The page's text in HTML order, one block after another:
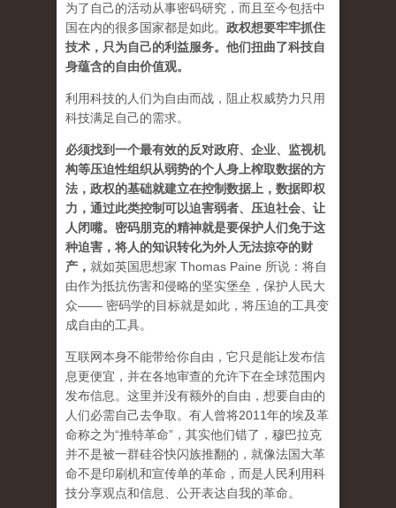
为了自己的活动从事密码研究，而且至今包括中
国在内的很多国家都是如此。 政权想要牢牢抓住
技术，只为自己的利益服务。他们扭曲了科技自
身蕴含的自由价值观。
利用科技的人们为自由而战，阻止权威势力只用
科技满足自己的需求。
必须找到一个最有效的反对政府、企业、监视机
构等压迫性组织从弱势的个人身上榨取数据的方
法，政权的基础就建立在控制数据上，数据即权
力，通过此类控制可以迫害弱者、压迫社会、让
人闭嘴。密码朋克的精神就是要保护人们免于这
种迫害，将人的知识转化为外人无法掠夺的财
产 ， 就如英国思想家 Thomas Paine 所说：将自
由作为抵抗伤害和侵略的坚实堡垒，保护人民大
众—— 密码学的目标就是如此，将压迫的工具变
成自由的工具。
互联网本身不能带给你自由，它只是能让发布信
息更便宜，并在各地审查的允许下在全球范围内
发布信息。这里并没有额外的自由，想要自由的
人们必需自己去争取。有人曾将2011年的埃及革
命称之为“推特革命”，其实他们错了，穆巴拉克
并不是被一群硅谷快闪族推翻的，就像法国大革
命不是印刷机和宣传单的革命，而是人民利用科
技分享观点和信息、公开表达自我的革命。